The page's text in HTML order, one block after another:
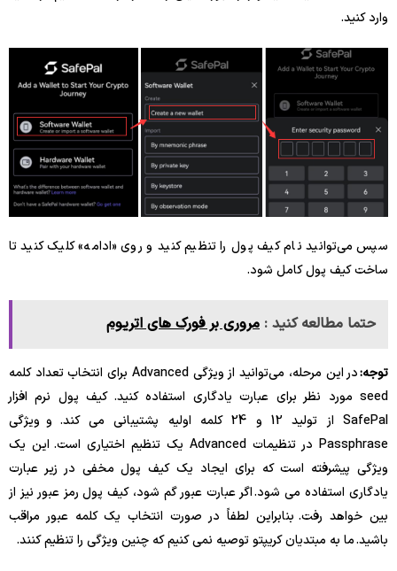
وارد کنید.
سپس می‌توانید نام کیف پول را تنظیم کنید و روی «ادامه» کلیک کنید تا
ساخت کیف پول کامل شود.
حتما مطالعه کنید : مروری بر فورک های اتریوم
توجه:
در این مرحله، می‌توانید از ویژگی Advanced برای انتخاب تعداد کلمه
seed مورد نظر برای عبارت یادگاری استفاده کنید. کیف پول نرم افزار
SafePal از تولید 12 و 24 کلمه اولیه پشتیبانی می کند. و
ویژگی
Passphrase در تنظیمات Advanced یک تنظیم اختیاری است. این یک
ویژگی پیشرفته است که برای ایجاد یک کیف پول مخفی در زیر عبارت
یادگاری استفاده می شود. اگر عبارت عبور گم شود، کیف پول رمز عبور نیز از
بین خواهد رفت. بنابراین لطفاً در صورت انتخاب یک کلمه عبور مراقب
باشید. ما به مبتدیان کریپتو توصیه نمی کنیم که چنین ویژگی را تنظیم کنند.